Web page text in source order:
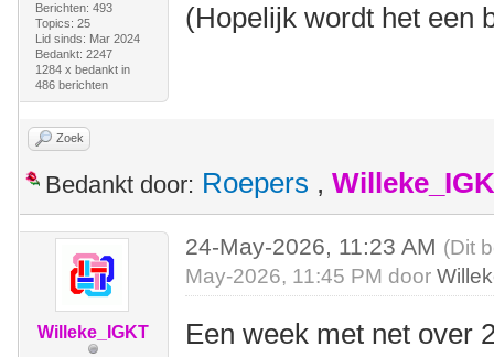
Berichten: 493
Topics: 25
Lid sinds: Mar 2024
Bedankt: 2247
1284 x bedankt in
486 berichten
(Hopelijk wordt het een
Zoek
Bedankt door: Roepers ,
Willeke_IGKT
24-May-2026, 11:23 AM (Dit
May-2026, 11:45 PM door
Een week met net over